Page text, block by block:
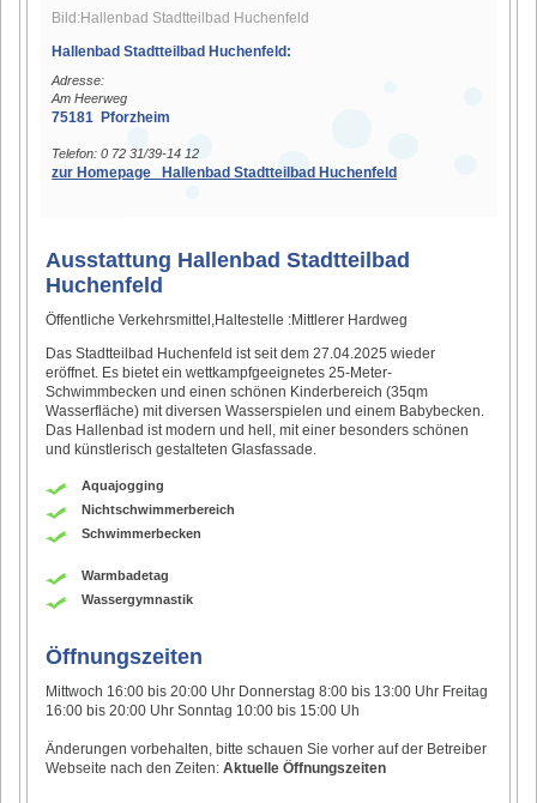
Bild:Hallenbad Stadtteilbad Huchenfeld
Hallenbad Stadtteilbad Huchenfeld:
Adresse:
Am Heerweg
75181 Pforzheim
Telefon: 0 72 31/39-14 12
zur Homepage Hallenbad Stadtteilbad Huchenfeld
Ausstattung Hallenbad Stadtteilbad
Huchenfeld
Öffentliche Verkehrsmittel,Haltestelle :Mittlerer Hardweg
Das Stadtteilbad Huchenfeld ist seit dem 27.04.2025 wieder
eröffnet. Es bietet ein wettkampfgeeignetes 25-Meter-
Schwimmbecken und einen schönen Kinderbereich (35qm
Wasserfläche) mit diversen Wasserspielen und einem Babybecken.
Das Hallenbad ist modern und hell, mit einer besonders schönen
und künstlerisch gestalteten Glasfassade.
Aquajogging
Nichtschwimmerbereich
Schwimmerbecken
Warmbadetag
Wassergymnastik
Öffnungszeiten
Mittwoch 16:00 bis 20:00 Uhr Donnerstag 8:00 bis 13:00 Uhr Freitag
16:00 bis 20:00 Uhr Sonntag 10:00 bis 15:00 Uh
Änderungen vorbehalten, bitte schauen Sie vorher auf der Betreiber
Webseite nach den Zeiten:Aktuelle Öffnungszeiten